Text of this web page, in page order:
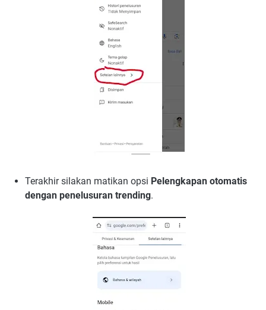
Terakhir silakan matikan opsi Pelengkapan otomatis
dengan penelusuran trending.